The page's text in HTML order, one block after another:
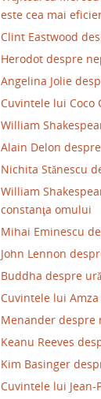
este cea mai
Clint Eastwood
Herodot despre
Angelina Jolie
Cuvintele lui Coco
William
Alain Delon
Nichita Stănescu
William
constanţa omului
Mihai Eminescu
John Lennon
Buddha despre ură
Cuvintele lui Amza
Menander despre
Keanu Reeves
Kim Basinger
Cuvintele lui Jean-